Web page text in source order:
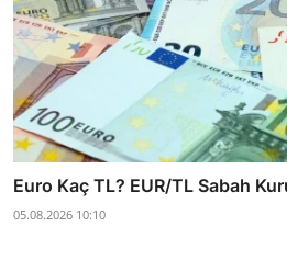
Euro Kaç TL? EUR/TL Sabah
05.08.2026 10:10